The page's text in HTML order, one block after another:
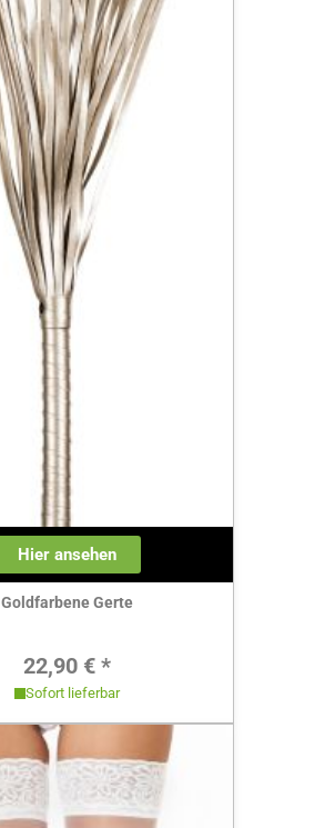
Hier ansehen
Goldfarbene Gerte
Regulärer Preis:
22,90 € *
Sofort lieferbar